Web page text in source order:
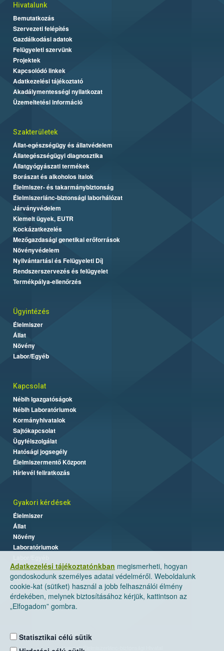
Adatkezelési tájékoztatónkban megismerheti, hogyan
gondoskodunk személyes adatai védelméről. Weboldalunk
cookie-kat (sütiket) használ a jobb felhasználói élmény
érdekében, melynek biztosításához kérjük, kattintson az
„Elfogadom” gombra.
Statisztikai célú sütik
Hivatalunk
Bemutatkozás
Szervezeti felépítés
Gazdálkodási adatok
Felügyeleti szervünk
Projektek
Kapcsolódó linkek
Adatkezelési tájékoztató
Akadálymentességi nyilatkozat
Üzemeltetési információ
Szakterületek
Állat-egészségügy és állatvédelem
Állategészségügyi diagnosztika
Állatgyógyászati termékek
Borászat és alkoholos italok
Élelmiszer- és takarmánybiztonság
Élelmiszerlánc-biztonsági laborhálózat
Járványvédelem
Kiemelt ügyek, EUTR
Kockázatkezelés
Mezőgazdasági genetikai erőforrások
Növényvédelem
Nyilvántartási és Felügyeleti Díj
Rendszerszervezés és felügyelet
Termékpálya-ellenőrzés
Ügyintézés
Élelmiszer
Állat
Növény
Labor/Egyéb
Kapcsolat
Nébih Igazgatóságok
Nébih Laboratóriumok
Kormányhivatalok
Sajtókapcsolat
Ügyfélszolgálat
Hatósági jogsegély
Élelmiszermentő Központ
Hírlevél feliratkozás
Gyakori kérdések
Élelmiszer
Állat
Növény
Laboratóriumok
Nemzeti Élelmiszerlánc-biztonsági Hivatal